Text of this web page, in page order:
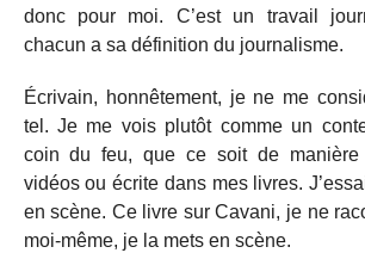
donc pour moi. C’est un travail
chacun a sa définition du journalisme.
Écrivain, honnêtement, je ne me
tel. Je me vois plutôt comme un
coin du feu, que ce soit de manière
vidéos ou écrite dans mes livres.
en scène. Ce livre sur Cavani, je ne
moi-même, je la mets en scène.